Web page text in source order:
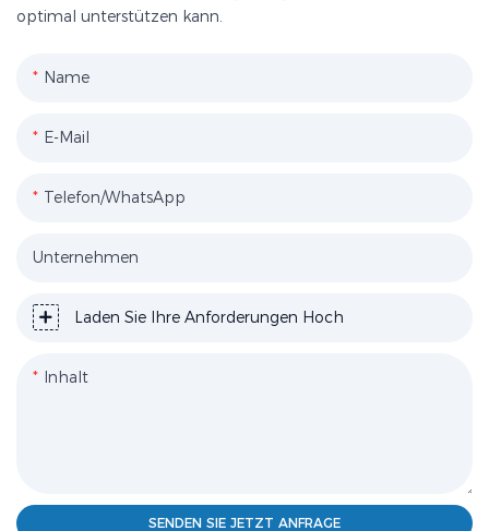
optimal unterstützen kann.
Name
E-Mail
Telefon/WhatsApp
Unternehmen
Laden Sie Ihre Anforderungen Hoch
Inhalt
SENDEN SIE JETZT ANFRAGE